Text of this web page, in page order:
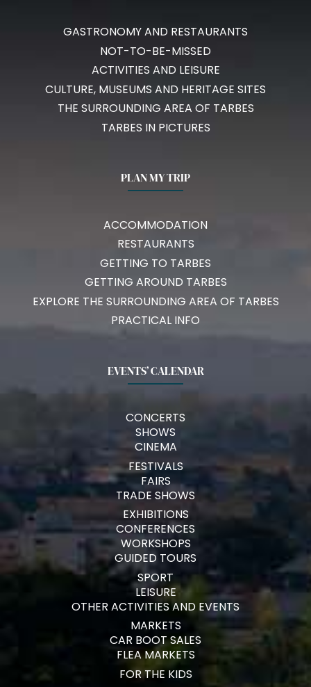
GASTRONOMY AND RESTAURANTS
NOT-TO-BE-MISSED
ACTIVITIES AND LEISURE
CULTURE, MUSEUMS AND HERITAGE SITES
THE SURROUNDING AREA OF TARBES
TARBES IN PICTURES
PLAN MY TRIP
ACCOMMODATION
RESTAURANTS
GETTING TO TARBES
GETTING AROUND TARBES
EXPLORE THE SURROUNDING AREA OF TARBES
PRACTICAL INFO
EVENTS’ CALENDAR
CONCERTS
SHOWS
CINEMA
FESTIVALS
FAIRS
TRADE SHOWS
EXHIBITIONS
CONFERENCES
WORKSHOPS
GUIDED TOURS
SPORT
LEISURE
OTHER ACTIVITIES AND EVENTS
MARKETS
CAR BOOT SALES
FLEA MARKETS
FOR THE KIDS